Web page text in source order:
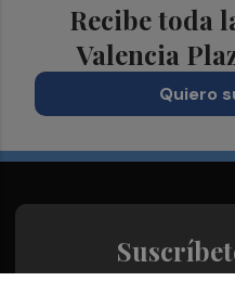
Recibe toda
Valencia
Quiero